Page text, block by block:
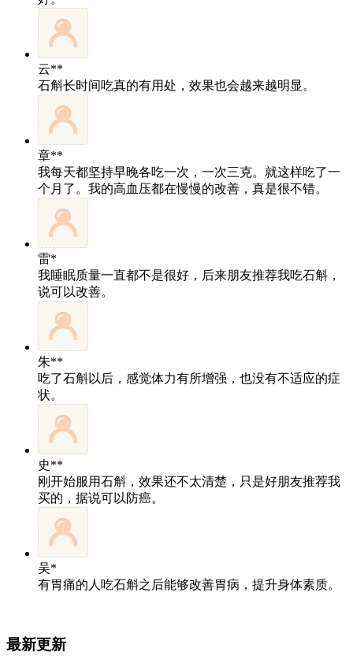
云**
石斛长时间吃真的有用处，效果也会越来越明显。
章**
我每天都坚持早晚各吃一次，一次三克。就这样吃了一
个月了。我的高血压都在慢慢的改善，真是很不错。
雷*
我睡眠质量一直都不是很好，后来朋友推荐我吃石斛，
说可以改善。
朱**
吃了石斛以后，感觉体力有所增强，也没有不适应的症
状。
史**
刚开始服用石斛，效果还不太清楚，只是好朋友推荐我
买的，据说可以防癌。
吴*
有胃痛的人吃石斛之后能够改善胃病，提升身体素质。
最新更新